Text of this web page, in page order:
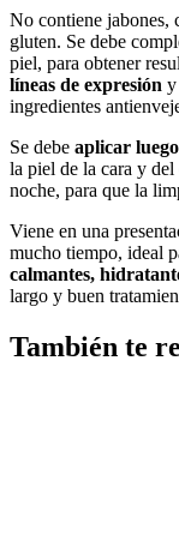
No contiene jabones,
gluten. Se debe
piel, para obtener
líneas de expresión y
ingredientes
Se debe aplicar
la piel de la cara y
noche, para que la
Viene en una
mucho tiempo, ideal
calmantes,
largo y buen
También te